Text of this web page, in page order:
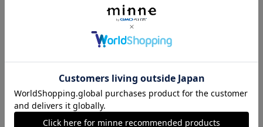
【人魚】-ジェルキャンドル-
展示中
【雲の標本】- ジェルキャンドル -
展示中